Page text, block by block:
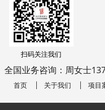
扫码关注我们
全国业务咨询：周女士
首页 关于我们 项目